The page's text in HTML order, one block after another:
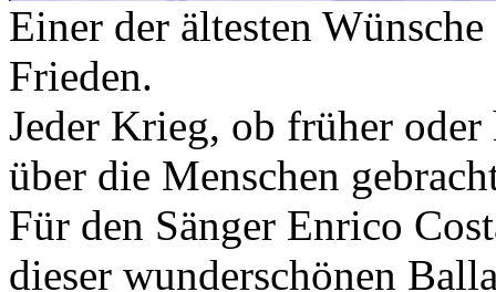
Einer der ältesten
Frieden.
Jeder Krieg, ob früher
über die Menschen
Für den Sänger Enrico
dieser wunderschönen